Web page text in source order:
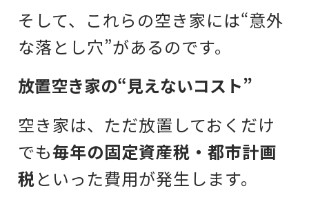
そして、これらの空き家には“意外
な落とし穴”があるのです。
放置空き家の“見えないコスト”
空き家は、ただ放置しておくだけ
でも毎年の固定資産税・都市計画
税といった費用が発生します。